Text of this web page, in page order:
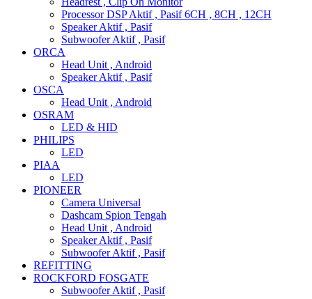
Processor DSP Aktif , Pasif 6CH , 8CH , 12CH
Speaker Aktif , Pasif
Subwoofer Aktif , Pasif
ORCA
Head Unit , Android
Speaker Aktif , Pasif
OSCA
Head Unit , Android
OSRAM
LED & HID
PHILIPS
LED
PIAA
LED
PIONEER
Camera Universal
Dashcam Spion Tengah
Head Unit , Android
Speaker Aktif , Pasif
Subwoofer Aktif , Pasif
REFITTING
ROCKFORD FOSGATE
Subwoofer Aktif , Pasif